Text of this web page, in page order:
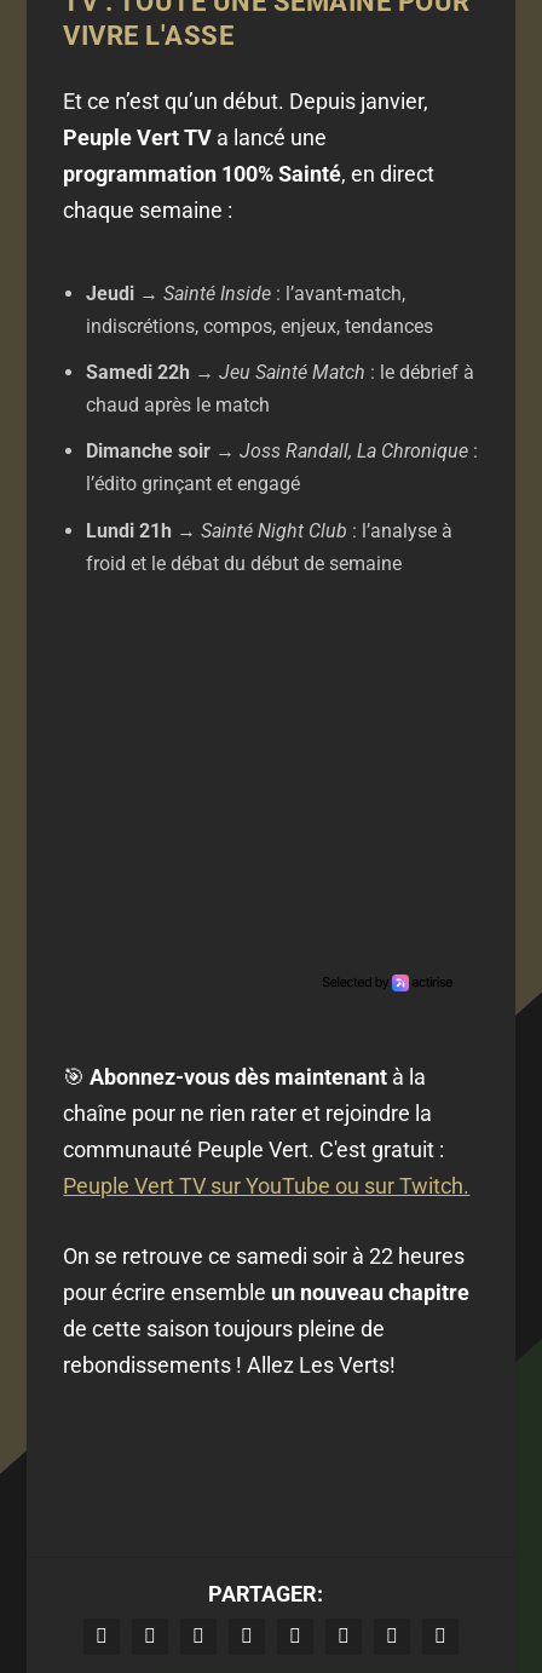
VIVRE L'ASSE
Et ce n’est qu’un début. Depuis janvier,
Peuple Vert TV a lancé une
programmation 100% Sainté, en direct
chaque semaine :
Jeudi → Sainté Inside: l’avant-match,
indiscrétions, compos, enjeux, tendances
Samedi 22h → Jeu Sainté Match : le débrief à
chaud après le match
Dimanche soir→ Joss Randall, La Chronique:
l’édito grinçant et engagé
Lundi 21h → Sainté Night Club : l’analyse à
froid et le débat du début de semaine
🎯Abonnez-vous dès maintenant à la
chaîne pour ne rien rater et rejoindre la
communauté Peuple Vert. C'est gratuit :
Peuple Vert TV sur YouTube ou sur Twitch.
On se retrouve ce samedi soir à 22 heures
pour écrire ensemble un nouveau chapitre
de cette saison toujours pleine de
rebondissements ! Allez Les Verts!
PARTAGER: